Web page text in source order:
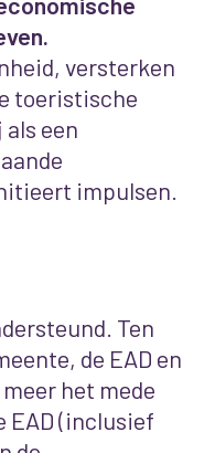
versterken
toeristische
een
impulsen.
Ten
de EAD en
het mede
EAD (inclusief